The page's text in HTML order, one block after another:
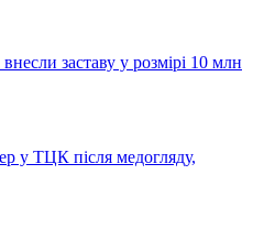
заставу у розмірі 10 млн
у ТЦК після медогляду,